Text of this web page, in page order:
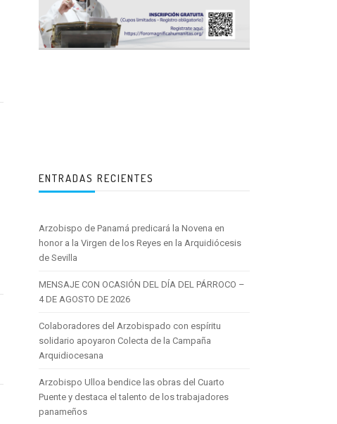
ENTRADAS RECIENTES
Arzobispo de Panamá predicará la Novena en
honor a la Virgen de los Reyes en la Arquidiócesis
de Sevilla
MENSAJE CON OCASIÓN DEL DÍA DEL PÁRROCO –
4 DE AGOSTO DE 2026
Colaboradores del Arzobispado con espíritu
solidario apoyaron Colecta de la Campaña
Arquidiocesana
Arzobispo Ulloa bendice las obras del Cuarto
Puente y destaca el talento de los trabajadores
panameños